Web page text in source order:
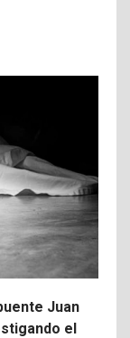
Juan
el